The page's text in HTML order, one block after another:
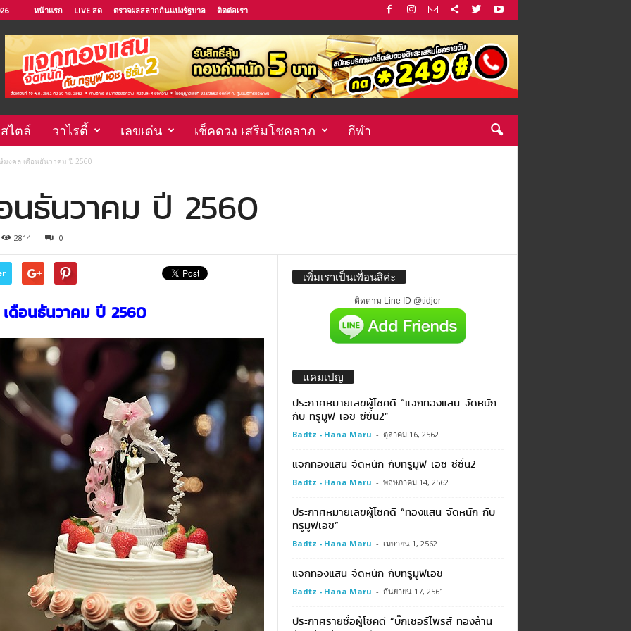
หน้าแรก LIVE สด ตรวจผลสลากกินแบ่งรัฐบาล ติดต่อเรา
ไตล์ วาไรตี้ เลขเด่น เช็คดวง เสริมโชคลาภ กีฬา
มงคล เดือนธันวาคม ปี 2560
ธันวาคม ปี 2560
2814 0
ดือนธันวาคม ปี 2560
เพิ่มเราเป็นเพื่อนสิค่ะ
ติดตาม Line ID @tidjor
แคมเปญ
ประกาศหมายเลขผู้โชคดี “แจกทองแสน จัดหนัก
กับ ทรูมูฟ เอช ซีซั่น2”
Badtz - Hana Maru - ตุลาคม 16, 2562
แจกทองแสน จัดหนัก กับทรูมูฟ เอช ซีซั่น2
Badtz - Hana Maru - พฤษภาคม 14, 2562
ประกาศหมายเลขผู้โชคดี “ทองแสน จัดหนัก กับ
ทรูมูฟเอช”
Badtz - Hana Maru - เมษายน 1, 2562
แจกทองแสน จัดหนัก กับทรูมูฟเอช
Badtz - Hana Maru - กันยายน 17, 2561
ประกาศรายชื่อผู้โชคดี “บิ๊กเซอร์ไพรส์ ทองล้าน